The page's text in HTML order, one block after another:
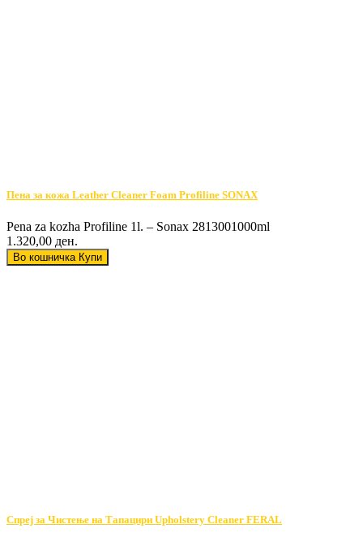
Пена за кожа Leather Cleaner Foam Profiline SONAX
Pena za kozha Profiline 1l. – Sonax 2813001000ml
1.320,00 ден.
Во кошничка Купи
Спреј за Чистење на Тапацири Upholstery Cleaner FERAL